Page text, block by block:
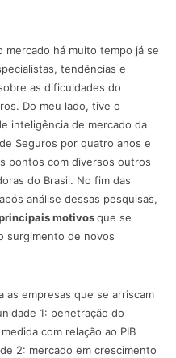
mercado há muito tempo já se
tendências e
as dificuldades do
Do meu lado, tive o
inteligência de mercado da
Seguros por quatro anos e
pontos com diversos outros
do Brasil. No fim das
análise dessas pesquisas,
motivosque se
surgimento de novos
as empresas que se arriscam
1: penetração do
com relação ao PIB
2: mercado em crescimento